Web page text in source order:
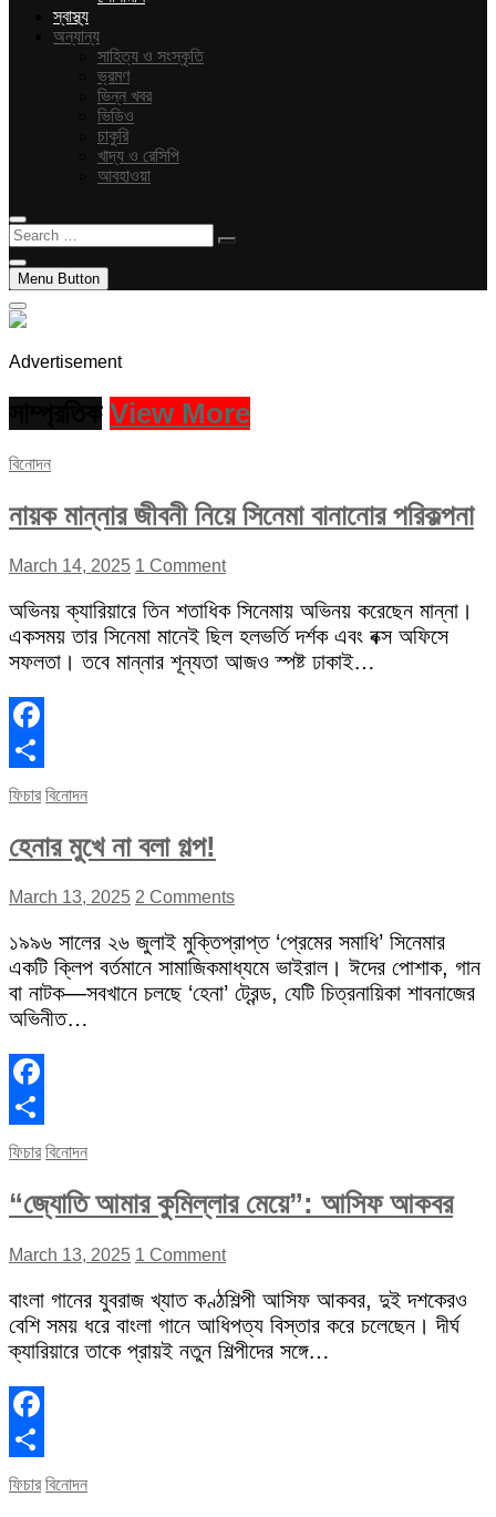
স্বাস্থ্য
অন্যান্য
সাহিত্য ও সংস্কৃতি
ভ্রমণ
ভিন্ন খবর
ভিডিও
চাকুরি
খাদ্য ও রেসিপি
আবহাওয়া
Search
…
Menu Button
Advertisement
View More
বিনোদন
নায়ক মান্নার জীবনী নিয়ে সিনেমা বানানোর পরিকল্পনা
March 14, 2025 1 Comment
অভিনয় ক্যারিয়ারে তিন শতাধিক সিনেমায় অভিনয় করেছেন মান্না।
একসময় তার সিনেমা মানেই ছিল হলভর্তি দর্শক এবং বক্স অফিসে
সফলতা। তবে মান্নার শূন্যতা আজও স্পষ্ট ঢাকাই…
Facebook
Share
ফিচার বিনোদন
হেনার মুখে না বলা গল্প!
March 13, 2025 2 Comments
১৯৯৬ সালের ২৬ জুলাই মুক্তিপ্রাপ্ত ‘প্রেমের সমাধি’ সিনেমার
একটি ক্লিপ বর্তমানে সামাজিকমাধ্যমে ভাইরাল। ঈদের পোশাক, গান
বা নাটক—সবখানে চলছে ‘হেনা’ ট্রেন্ড, যেটি চিত্রনায়িকা শাবনাজের
অভিনীত…
Facebook
Share
ফিচার বিনোদন
“জ্যোতি আমার কুমিল্লার মেয়ে”: আসিফ আকবর
March 13, 2025 1 Comment
বাংলা গানের যুবরাজ খ্যাত কণ্ঠশিল্পী আসিফ আকবর, দুই দশকেরও
বেশি সময় ধরে বাংলা গানে আধিপত্য বিস্তার করে চলেছেন। দীর্ঘ
ক্যারিয়ারে তাকে প্রায়ই নতুন শিল্পীদের সঙ্গে…
Facebook
Share
ফিচার বিনোদন